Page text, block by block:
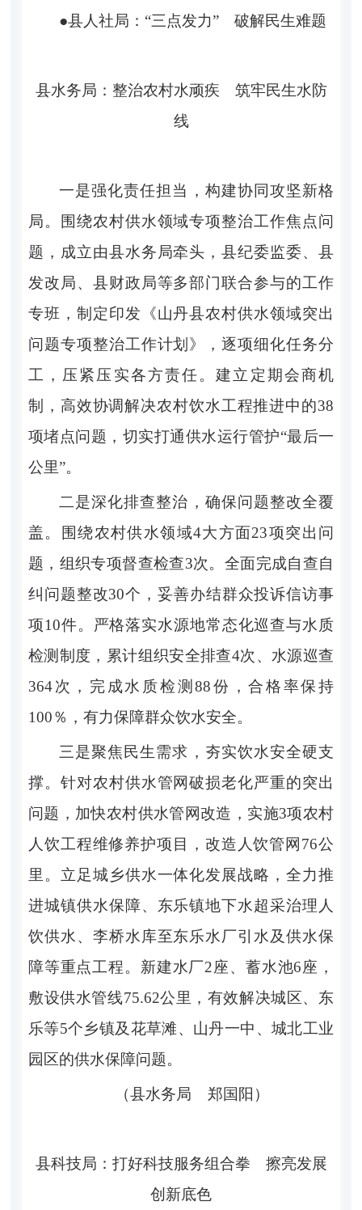
●县人社局：“三点发力” 破解民生难题
县水务局：整治农村水顽疾 筑牢民生水防
线
一是强化责任担当，构建协同攻坚新格
局。围绕农村供水领域专项整治工作焦点问
题，成立由县水务局牵头，县纪委监委、县
发改局、县财政局等多部门联合参与的工作
专班，制定印发《山丹县农村供水领域突出
问题专项整治工作计划》，逐项细化任务分
工，压紧压实各方责任。建立定期会商机
制，高效协调解决农村饮水工程推进中的38
项堵点问题，切实打通供水运行管护“最后一
公里”。
二是深化排查整治，确保问题整改全覆
盖。围绕农村供水领域4大方面23项突出问
题，组织专项督查检查3次。全面完成自查自
纠问题整改30个，妥善办结群众投诉信访事
项10件。严格落实水源地常态化巡查与水质
检测制度，累计组织安全排查4次、水源巡查
364次，完成水质检测88份，合格率保持
100％，有力保障群众饮水安全。
三是聚焦民生需求，夯实饮水安全硬支
撑。针对农村供水管网破损老化严重的突出
问题，加快农村供水管网改造，实施3项农村
人饮工程维修养护项目，改造人饮管网76公
里。立足城乡供水一体化发展战略，全力推
进城镇供水保障、东乐镇地下水超采治理人
饮供水、李桥水库至东乐水厂引水及供水保
障等重点工程。新建水厂2座、蓄水池6座，
敷设供水管线75.62公里，有效解决城区、东
乐等5个乡镇及花草滩、山丹一中、城北工业
园区的供水保障问题。
（县水务局 郑国阳）
县科技局：打好科技服务组合拳 擦亮发展
创新底色